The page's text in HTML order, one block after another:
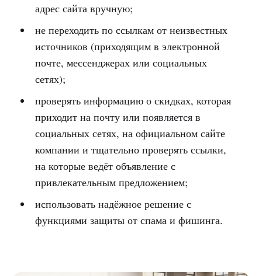
адрес сайта вручную;
не переходить по ссылкам от неизвестных
источников (приходящим в электронной
почте, мессенджерах или социальных
сетях);
проверять информацию о скидках, которая
приходит на почту или появляется в
социальных сетях, на официальном сайте
компании и тщательно проверять ссылки,
на которые ведёт объявление с
привлекательным предложением;
использовать надёжное решение с
функциями защиты от спама и фишинга.